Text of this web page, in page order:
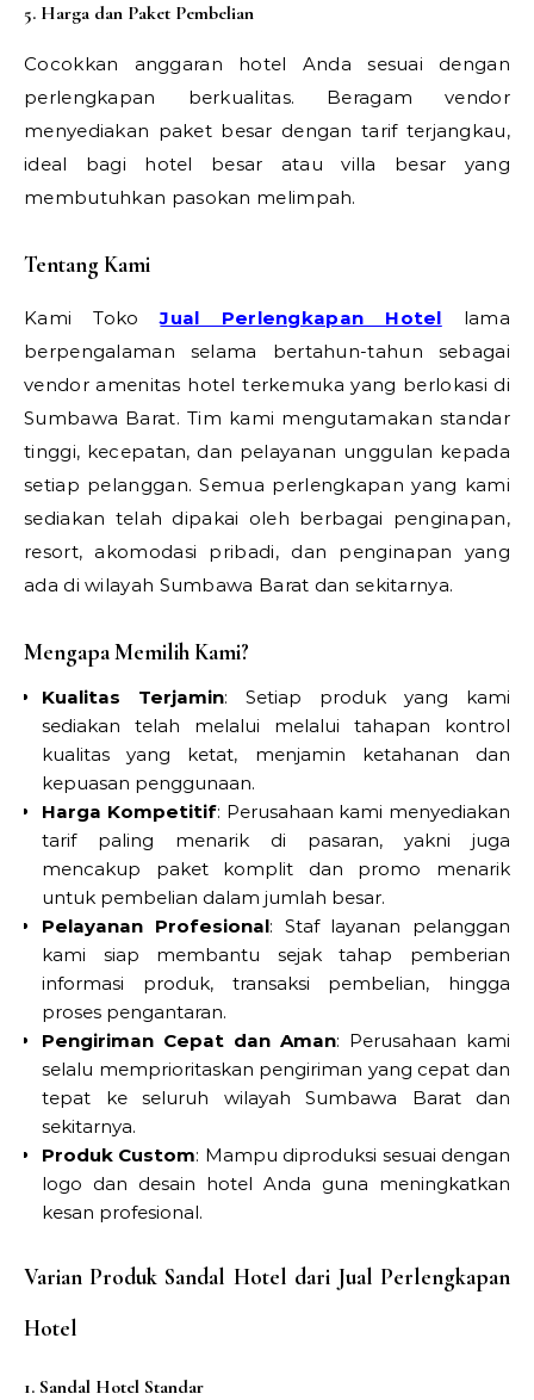
5. Harga dan Paket Pembelian
Cocokkan anggaran hotel Anda sesuai dengan
perlengkapan berkualitas. Beragam vendor
menyediakan paket besar dengan tarif terjangkau,
ideal bagi hotel besar atau villa besar yang
membutuhkan pasokan melimpah.
Tentang Kami
Kami TokoJual Perlengkapan Hotel lama
berpengalaman selama bertahun-tahun sebagai
vendor amenitas hotel terkemuka yang berlokasi di
Sumbawa Barat. Tim kami mengutamakan standar
tinggi, kecepatan, dan pelayanan unggulan kepada
setiap pelanggan. Semua perlengkapan yang kami
sediakan telah dipakai oleh berbagai penginapan,
resort, akomodasi pribadi, dan penginapan yang
ada di wilayah Sumbawa Barat dan sekitarnya.
Mengapa Memilih Kami?
Kualitas Terjamin: Setiap produk yang kami
sediakan telah melalui melalui tahapan kontrol
kualitas yang ketat, menjamin ketahanan dan
kepuasan penggunaan.
Harga Kompetitif: Perusahaan kami menyediakan
tarif paling menarik di pasaran, yakni juga
mencakup paket komplit dan promo menarik
untuk pembelian dalam jumlah besar.
Pelayanan Profesional: Staf layanan pelanggan
kami siap membantu sejak tahap pemberian
informasi produk, transaksi pembelian, hingga
proses pengantaran.
Pengiriman Cepat dan Aman: Perusahaan kami
selalu memprioritaskan pengiriman yang cepat dan
tepat ke seluruh wilayah Sumbawa Barat dan
sekitarnya.
Produk Custom: Mampu diproduksi sesuai dengan
logo dan desain hotel Anda guna meningkatkan
kesan profesional.
Varian Produk Sandal Hotel dari Jual Perlengkapan
Hotel
1. Sandal Hotel Standar